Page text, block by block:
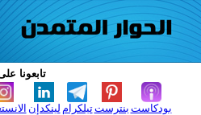
تابعونا
لينكدإن تيلكرامبنترست بودكاست